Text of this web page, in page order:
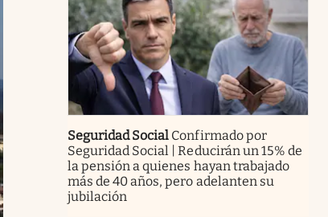
Seguridad Social Confirmado por
Seguridad Social | Reducirán un 15% de
la pensión a quienes hayan trabajado
más de 40 años, pero adelanten su
jubilación